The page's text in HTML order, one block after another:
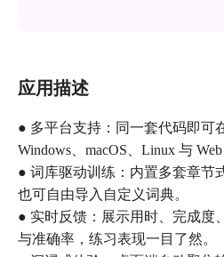
应用描述
● 多平台支持：同一套代码即可
Windows、macOS、Linux 与 Web
● 词库驱动训练：内置多套章节
也可自由导入自定义词典。
● 实时反馈：展示用时、完成度
与准确率，练习表现一目了然。